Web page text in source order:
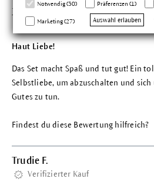
Notwendig (30) Präferenzen (1)
Marketing (27) Auswahl erlauben
Jasmin K.
Verifizierter Kauf
Haut Liebe!
Das Set macht Spaß und tut gut! Ein
Selbstliebe, um abzuschalten und
Gutes zu tun.
Findest du diese Bewertung hilfreich?
Trudie F.
Verifizierter Kauf